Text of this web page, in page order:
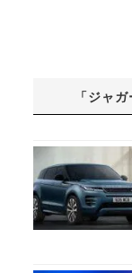
「ジャ